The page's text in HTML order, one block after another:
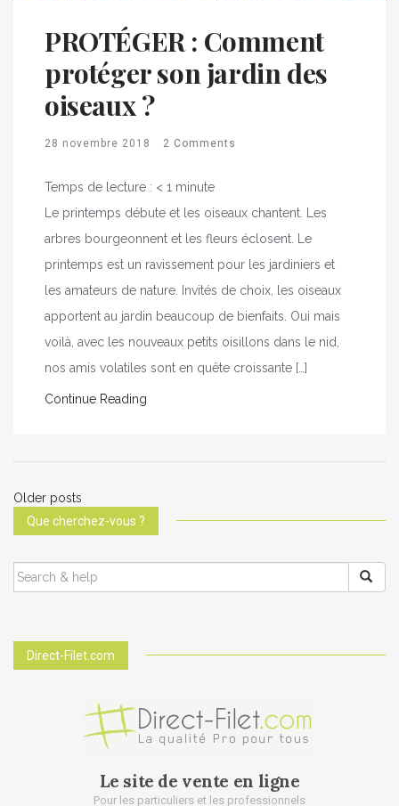
PROTÉGER : Comment
protéger son jardin des
oiseaux ?
28 novembre 2018 2 Comments
Temps de lecture : < 1 minute
Le printemps débute et les oiseaux chantent. Les
arbres bourgeonnent et les fleurs éclosent. Le
printemps est un ravissement pour les jardiniers et
les amateurs de nature. Invités de choix, les oiseaux
apportent au jardin beaucoup de bienfaits. Oui mais
voilà, avec les nouveaux petits oisillons dans le nid,
nos amis volatiles sont en quête croissante […]
Continue Reading
P
o
s
s
Older posts
Que cherchez-vous ?
SEARCH
FOR:
Direct-Filet.com
Le site de vente en ligne
Pour les particuliers et les professionnels